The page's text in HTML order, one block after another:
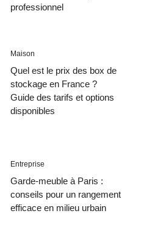
professionnel
Maison
Quel est le prix des box de
stockage en France ?
Guide des tarifs et options
disponibles
Entreprise
Garde-meuble à Paris :
conseils pour un rangement
efficace en milieu urbain